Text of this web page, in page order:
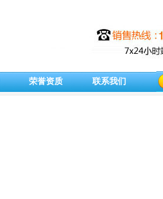
荣誉资质 联系我们